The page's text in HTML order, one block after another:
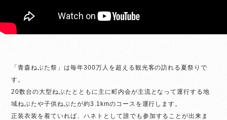
「青森ねぶた祭」は毎年300万人を超える観光客の訪れる夏祭りで
す。
20数台の大型ねぶたとともに主に町内会が主流となって運行する地
域ねぶたや子供ねぶたが約3.1kmのコースを運行します。
正装衣装を着ていれば、ハネトとして誰でも参加することが出来ま